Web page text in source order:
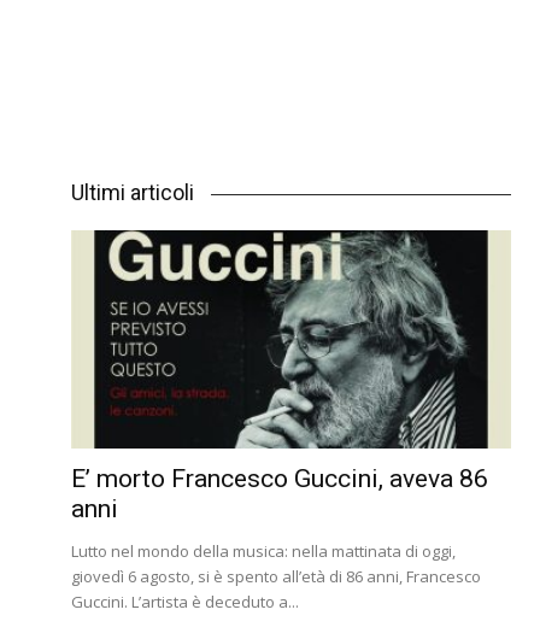
Ultimi articoli
E’ morto Francesco Guccini, aveva 86
anni
Lutto nel mondo della musica: nella mattinata di oggi,
giovedì 6 agosto, si è spento all’età di 86 anni, Francesco
Guccini. L’artista è deceduto a...